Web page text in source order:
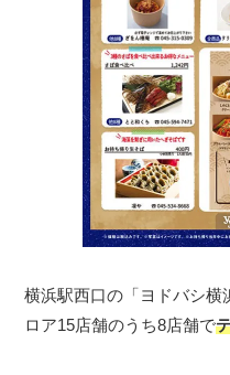
横浜駅西口の「ヨドバシ横
ロア15店舗のうち8店舗で